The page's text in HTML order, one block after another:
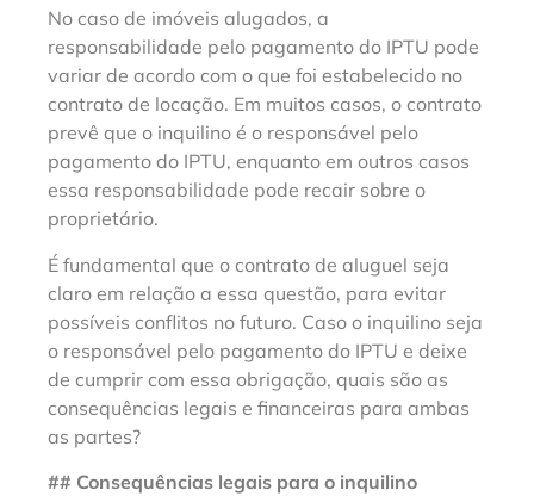
No caso de imóveis alugados, a
responsabilidade pelo pagamento do IPTU pode
variar de acordo com o que foi estabelecido no
contrato de locação. Em muitos casos, o contrato
prevê que o inquilino é o responsável pelo
pagamento do IPTU, enquanto em outros casos
essa responsabilidade pode recair sobre o
proprietário.
É fundamental que o contrato de aluguel seja
claro em relação a essa questão, para evitar
possíveis conflitos no futuro. Caso o inquilino seja
o responsável pelo pagamento do IPTU e deixe
de cumprir com essa obrigação, quais são as
consequências legais e financeiras para ambas
as partes?
## Consequências legais para o inquilino